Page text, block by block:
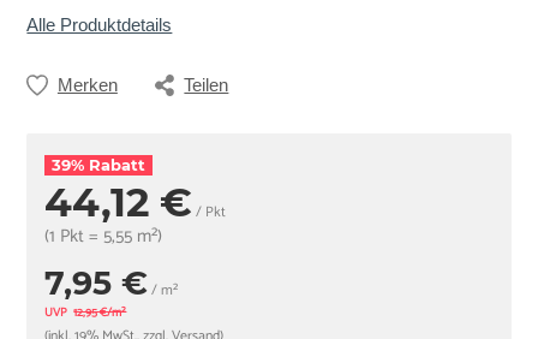
Alle Produktdetails
Merken Teilen
39% Rabatt
44,12 € / Pkt
(1 Pkt = 5,55 m²)
7,95 €/ m²
UVP 12,95 €/m²